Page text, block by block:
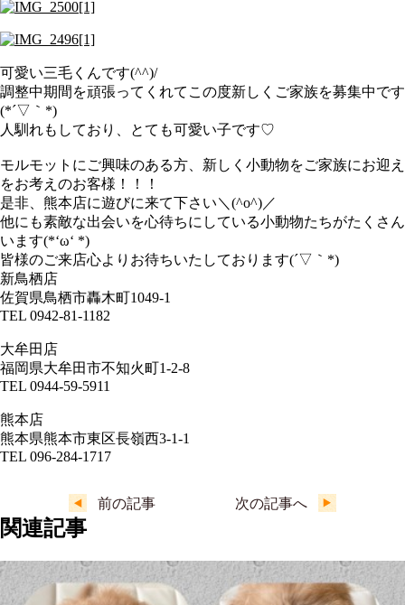
可愛い三毛くんです(^^)/
調整中期間を頑張ってくれてこの度新しくご家族を募集中です
(*´▽｀*)
人馴れもしており、とても可愛い子です♡
モルモットにご興味のある方、新しく小動物をご家族にお迎え
をお考えのお客様！！！
是非、熊本店に遊びに来て下さい＼(^o^)／
他にも素敵な出会いを心待ちにしている小動物たちがたくさん
います(*‘ω‘ *)
皆様のご来店心よりお待ちいたしております(´▽｀*)
新鳥栖店
佐賀県鳥栖市轟木町1049-1
TEL 0942-81-1182
大牟田店
福岡県大牟田市不知火町1-2-8
TEL 0944-59-5911
熊本店
熊本県熊本市東区長嶺西3-1-1
TEL 096-284-1717
前の記事 次の記事へ
関連記事